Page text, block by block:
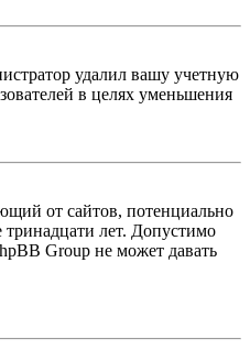
удалил вашу учетную
в целях уменьшения
от сайтов, потенциально
лет. Допустимо
Group не может давать